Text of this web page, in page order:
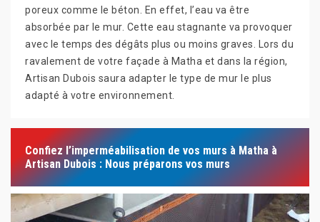
poreux comme le béton. En effet, l’eau va être
absorbée par le mur. Cette eau stagnante va provoquer
avec le temps des dégâts plus ou moins graves. Lors du
ravalement de votre façade à Matha et dans la région,
Artisan Dubois saura adapter le type de mur le plus
adapté à votre environnement.
Confiez l’imperméabilisation de vos murs à Matha à
Artisan Dubois : Nous préparons vos murs